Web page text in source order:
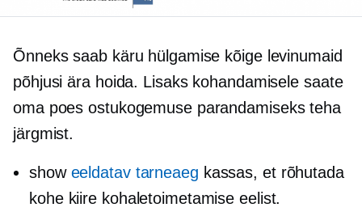
Õnneks saab käru hülgamise kõige levinumaid
põhjusi ära hoida. Lisaks kohandamisele saate
oma poes ostukogemuse parandamiseks teha
järgmist.
show eeldatav tarneaeg kassas, et rõhutada
kohe kiire kohaletoimetamise eelist.